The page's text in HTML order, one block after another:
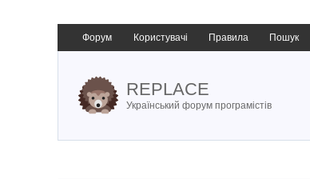
Форум Користувачі Правила Пошук
REPLACE
Український форум програмістів